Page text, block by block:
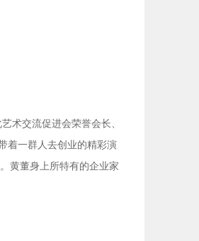
交流促进会荣誉会长、
着一群人去创业的精彩演
黄董身上所特有的企业家